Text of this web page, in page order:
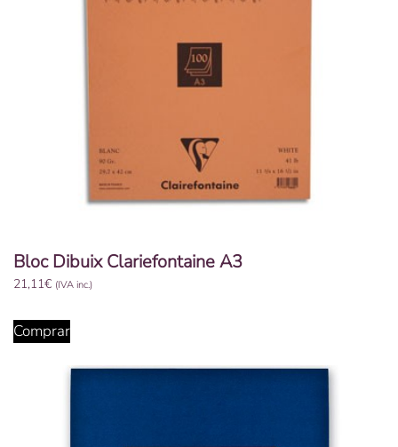
Bloc Dibuix Clariefontaine A3
21,11€ (IVA inc.)
Comprar